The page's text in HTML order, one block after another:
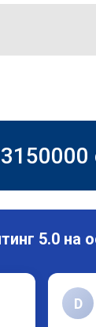
3150000
5.0 на
D